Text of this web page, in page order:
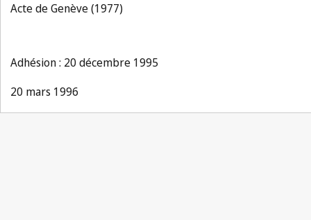
Acte de Genève (1977)
Adhésion : 20 décembre 1995
20 mars 1996